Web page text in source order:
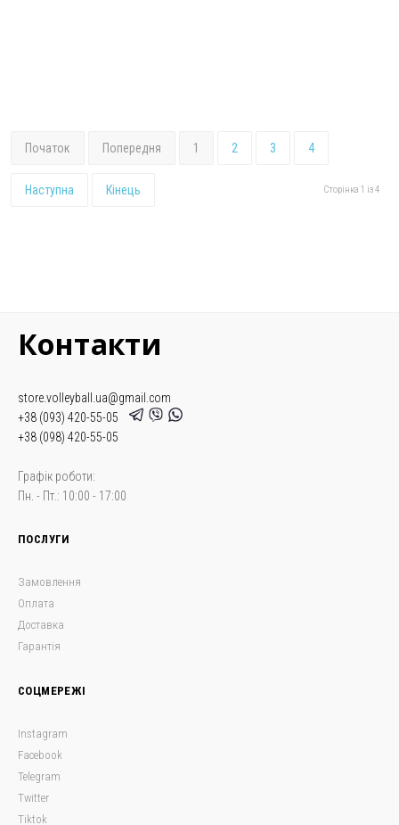
Початок Попередня 1 2 3 4
Наступна Кінець Сторінка 1 із 4
Контакти
store.volleyball.ua@gmail.com
+38 (093) 420-55-05
+38 (098) 420-55-05
Графік роботи:
Пн. - Пт.: 10:00 - 17:00
ПОСЛУГИ
Замовлення
Оплата
Доставка
Гарантія
СОЦМЕРЕЖІ
Instagram
Facebook
Telegram
Twitter
Tiktok